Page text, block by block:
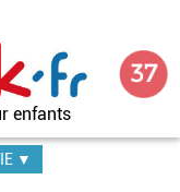
enfants
▼